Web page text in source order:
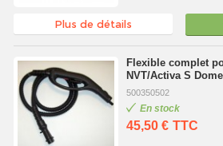
Plus de détails
Flexible complet
NVT/Activa S
500350502
En stock
45,50 € TTC